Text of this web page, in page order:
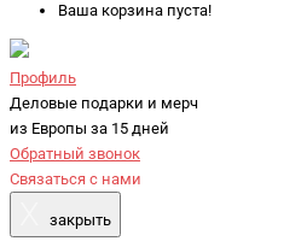
Ваша корзина пуста!
Профиль
Деловые подарки и мерч
из Европы за 15 дней
Обратный звонок
Связаться с нами
закрыть